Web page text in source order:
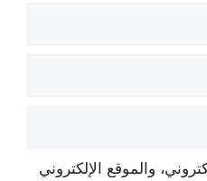
والموقع الإلكتروني